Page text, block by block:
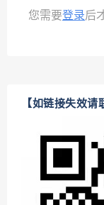
您需要登录后
【如链接失效请